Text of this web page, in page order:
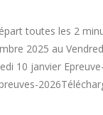
toutes les 2
2025 au
10 janvier